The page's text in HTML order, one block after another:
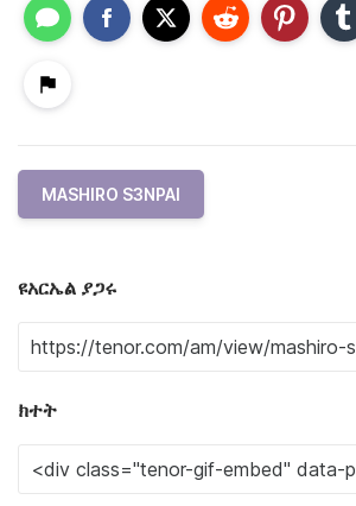
MASHIRO S3NPAI
ዩአርኤል ያጋሩ
ክተት